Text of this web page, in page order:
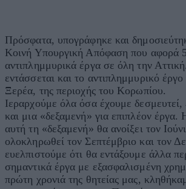
Πρόσφατα, υπογράφηκε και
Κοινή Υπουργική Απόφαση που αφορά
αντιπλημμυρικά έργα σε όλη την
εντάσσεται και το αντιπλημμυρικό
Ξερέα, της περιοχής του Κορωπίου.
Ιεραρχούμε όλα όσα έχουμε
και μια «δεξαμενή» για επιπλέον έργα.
αυτή τη «δεξαμενή» θα ανοίξει τον
ολοκληρωθεί τον Σεπτέμβριο και τον
ευελπιστούμε ότι θα εντάξουμε άλλα
σημαντικά έργα με εξασφαλισμένη
πρώτη χρονιά της θητείας μας,